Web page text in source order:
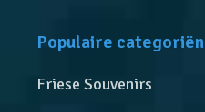
Populaire categoriën
Friese Souvenirs